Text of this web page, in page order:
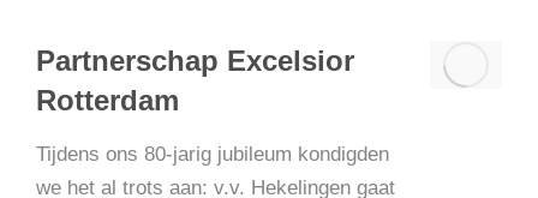
Partnerschap Excelsior
Rotterdam
Tijdens ons 80-jarig jubileum kondigden
we het al trots aan: v.v. Hekelingen gaat